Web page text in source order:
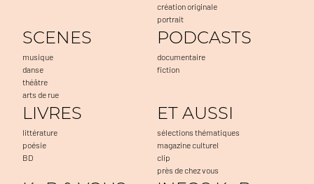
création originale
portrait
SCENES
musique
danse
théâtre
arts de rue
PODCASTS
documentaire
fiction
LIVRES
littérature
poésie
BD
ET AUSSI
sélections thématiques
magazine culturel
clip
près de chez vous